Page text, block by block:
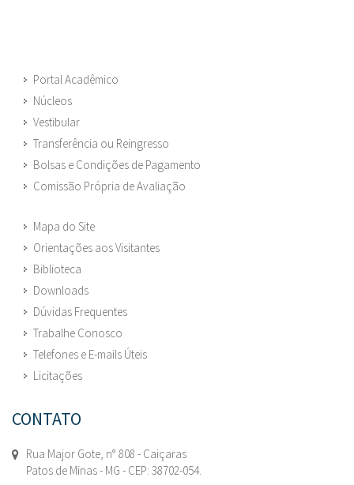
Portal Acadêmico
Núcleos
Vestibular
Transferência ou Reingresso
Bolsas e Condições de Pagamento
Comissão Própria de Avaliação
Mapa do Site
Orientações aos Visitantes
Biblioteca
Downloads
Dúvidas Frequentes
Trabalhe Conosco
Telefones e E-mails Úteis
Licitações
CONTATO
Rua Major Gote, n° 808 - Caiçaras
Patos de Minas - MG - CEP: 38702-054.